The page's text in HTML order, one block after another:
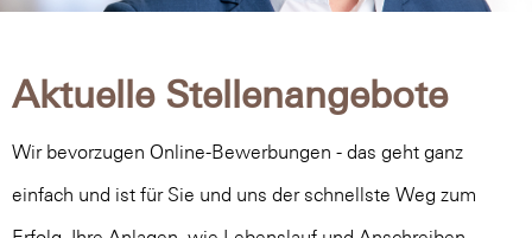
Aktuelle Stellenangebote
Wir bevorzugen Online-Bewerbungen - das geht ganz
einfach und ist für Sie und uns der schnellste Weg zum